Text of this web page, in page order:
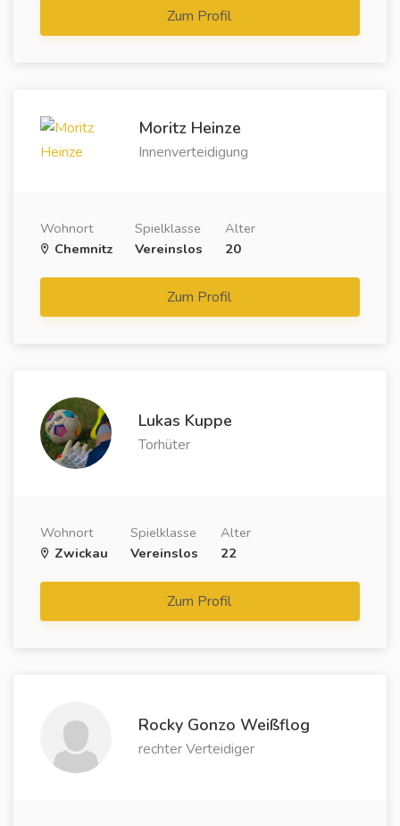
Zum Profil
Moritz Heinze
Innenverteidigung
Wohnort
Chemnitz
Spielklasse
Vereinslos
Alter
20
Zum Profil
Lukas Kuppe
Torhüter
Wohnort
Zwickau
Spielklasse
Vereinslos
Alter
22
Zum Profil
Rocky Gonzo Weißflog
rechter Verteidiger